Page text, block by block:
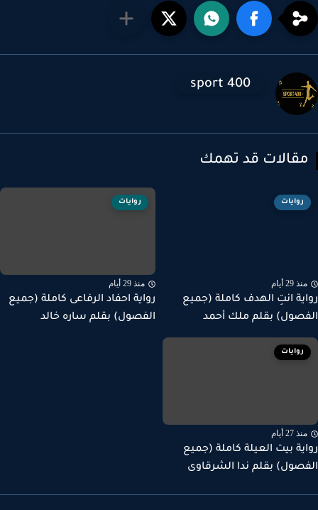
sport 400
قد تهمك
روايات
29 أيام
انتِ الهدف كاملة (جميع
بقلم ملك أحمد
روايات
منذ 29 أيام
رواية احفاد الرفاعى كاملة (جميع
الفصول) بقلم ساره خالد
روايات
27 أيام
بيت العيلة كاملة (جميع
بقلم ندا الشرقاوى